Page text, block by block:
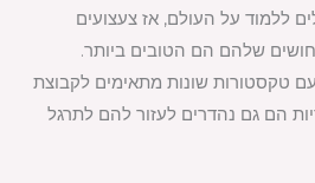
ללמוד על העולם, אז צעצועים
שלהם הם הטובים ביותר.
טקסטורות שונות מתאימים לקבוצת
הם גם נהדרים לעזור להם לתרגל